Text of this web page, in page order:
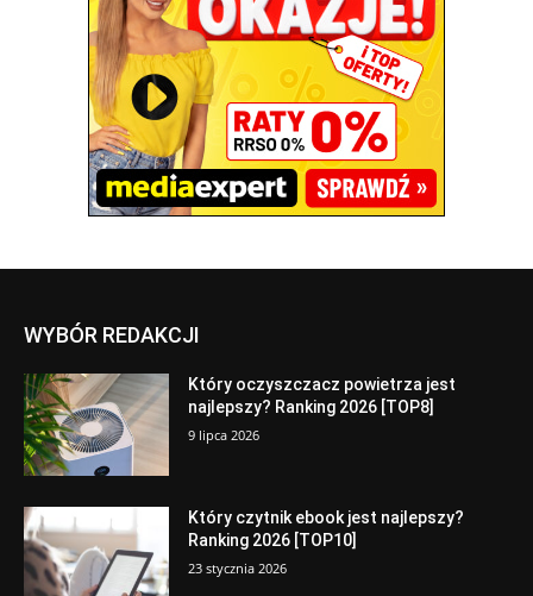
WYBÓR REDAKCJI
Który oczyszczacz powietrza jest
najlepszy? Ranking 2026 [TOP8]
9 lipca 2026
Który czytnik ebook jest najlepszy?
Ranking 2026 [TOP10]
23 stycznia 2026